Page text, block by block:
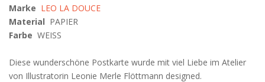
Marke LEO LA DOUCE
Material PAPIER
Farbe WEISS
Diese wunderschöne Postkarte wurde mit viel Liebe im Atelier
von Illustratorin Leonie Merle Flöttmann designed.